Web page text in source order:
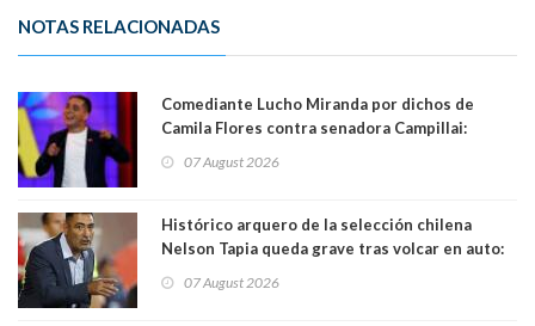
NOTAS RELACIONADAS
Comediante Lucho Miranda por dichos de
Camila Flores contra senadora Campillai:
forma de quitar dignidad"
07 August 2026
Histórico arquero de la selección chilena
Nelson Tapia queda grave tras volcar en auto:
07 August 2026